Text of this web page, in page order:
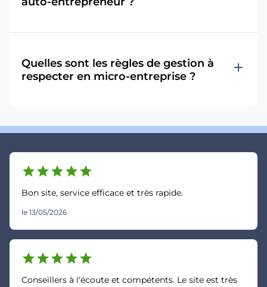
Quelles sont les règles de gestion à
respecter en micro-entreprise ?
add
starstarstarstarstar
Bon site, service efficace et très rapide.
le 13/05/2026
starstarstarstarstar
Conseillers à l'écoute et compétents. Le site est très